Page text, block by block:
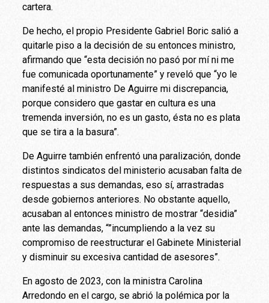
cartera.
De hecho, el propio Presidente Gabriel Boric salió a
quitarle piso a la decisión de su entonces ministro,
afirmando que “esta decisión no pasó por mí ni me
fue comunicada oportunamente” y reveló que “yo le
manifesté al ministro De Aguirre mi discrepancia,
porque considero que gastar en cultura es una
tremenda inversión, no es un gasto, ésta no es plata
que se tira a la basura”.
De Aguirre también enfrentó una paralización, donde
distintos sindicatos del ministerio acusaban falta de
respuestas a sus demandas, eso sí, arrastradas
desde gobiernos anteriores. No obstante aquello,
acusaban al entonces ministro de mostrar “desidia”
ante las demandas, “”incumpliendo a la vez su
compromiso de reestructurar el Gabinete Ministerial
y disminuir su excesiva cantidad de asesores”.
En agosto de 2023, con la ministra Carolina
Arredondo en el cargo, se abrió la polémica por la